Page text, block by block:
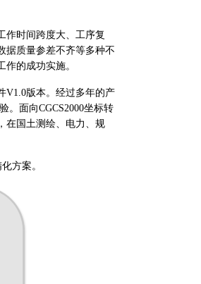
作时间跨度大、工序复
据质量参差不齐等多种不
的成功实施。
V1.0版本。经过多年的产
。面向CGCS2000坐标转
在国土测绘、电力、规
方案。